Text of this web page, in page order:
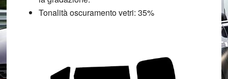
Tonalità oscuramento vetri: 35%